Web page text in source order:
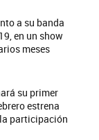
a su banda
en un show
meses
su primer
estrena
participación